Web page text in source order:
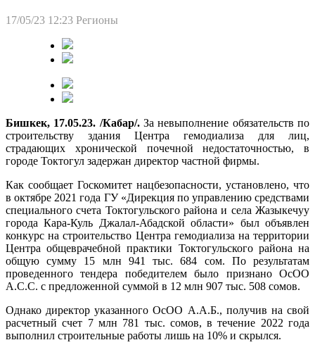
17/05/23 12:23 Регионы
Бишкек, 17.05.23. /Кабар/. За невыполнение обязательств по
строительству здания Центра гемодиализа для лиц,
страдающих хронической почечной недостаточностью, в
городе Токтогул задержан директор частной фирмы.
Как сообщает Госкомитет нацбезопасности, установлено, что
в октябре 2021 года ГУ «Дирекция по управлению средствами
специального счета Токтогульского района и села Жазыкечуу
города Кара-Куль Джалал-Абадской области» был объявлен
конкурс на строительство Центра гемодиализа на территории
Центра общеврачебной практики Токтогульского района на
общую сумму 15 млн 941 тыс. 684 сом. По результатам
проведенного тендера победителем было признано ОсОО
А.С.С. с предложенной суммой в 12 млн 907 тыс. 508 сомов.
Однако директор указанного ОсОО А.А.Б., получив на свой
расчетный счет 7 млн 781 тыс. сомов, в течение 2022 года
выполнил строительные работы лишь на 10% и скрылся.